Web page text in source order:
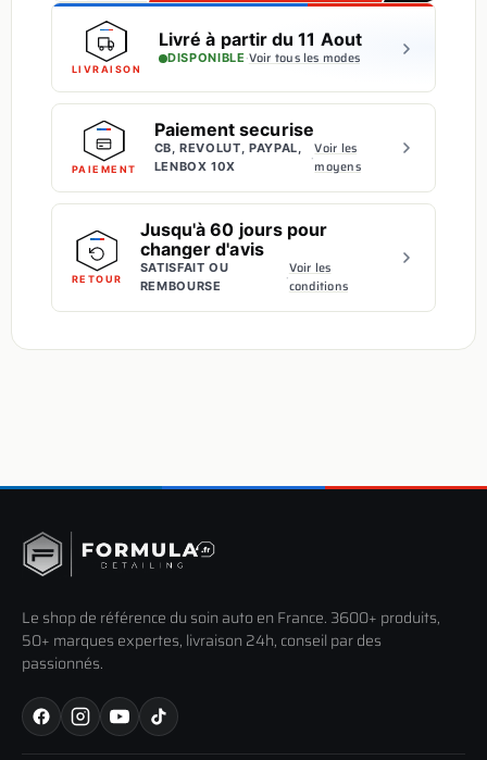
LIVRAISON
Livré à partir du 11 Aout
DISPONIBLE ·Voir tous les modes
PAIEMENT
Paiement securise
CB, REVOLUT, PAYPAL,
LENBOX 10X
·Voir les
moyens
RETOUR
Jusqu'à 60 jours pour
changer d'avis
SATISFAIT OU
REMBOURSE
·Voir les
conditions
Le shop de référence du soin auto en France. 3600+ produits,
50+ marques expertes, livraison 24h, conseil par des
passionnés.